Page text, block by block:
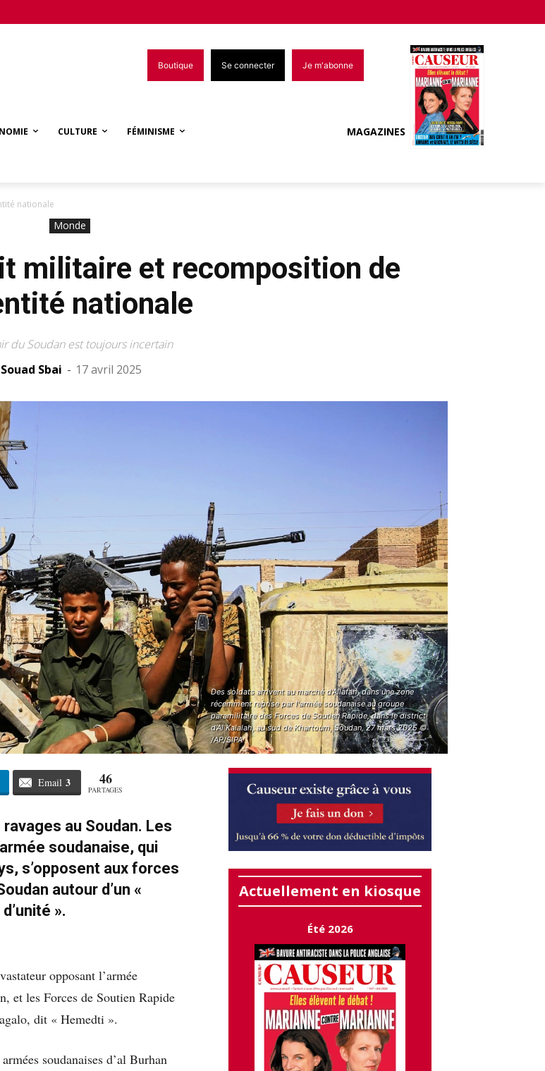
Boutique Se connecter Je m'abonne
CULTURE FÉMINISME MAGAZINES
nationale
Monde
militaire et recomposition de
nationale
du Soudan est toujours incertain
Souad Sbai - 17 avril 2025
Des soldats arrivent au marché d'Allafah, dans une zone
récemment reprise par l'armée soudanaise au groupe
paramilitaire des Forces de Soutien Rapide, dans le district
d'Al Kalalah, au sud de Khartoum, Soudan, 27 mars 2025 ©
/AP/SIPA
Email 3 46
PARTAGES
au Soudan. Les
soudanaise, qui
s’opposent aux forces
autour d’un «
».
opposant l’armée
et les Forces de Soutien Rapide
dit « Hemedti ».
soudanaises d’al Burhan
Actuellement en kiosque
Été 2026